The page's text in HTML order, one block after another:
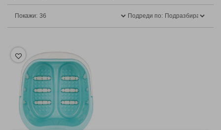
Подреди по:
Покажи: